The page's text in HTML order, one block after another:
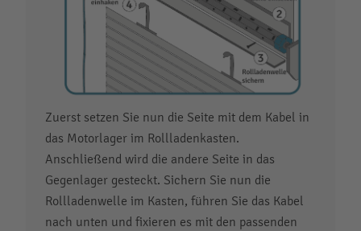
Zuerst setzen Sie nun die Seite mit dem Kabel in
das Motorlager im Rollladenkasten.
Anschließend wird die andere Seite in das
Gegenlager gesteckt. Sichern Sie nun die
Rollladenwelle im Kasten, führen Sie das Kabel
nach unten und fixieren es mit den passenden